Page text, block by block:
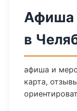
Афиша
в
афиша и
карта,